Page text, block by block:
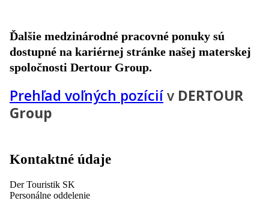
Ďalšie medzinárodné pracovné ponuky sú
dostupné na kariérnej stránke našej materskej
spoločnosti Dertour Group.
Prehľad voľných pozíciív DERTOUR
Group
Kontaktné údaje
Der Touristik SK
Personálne oddelenie